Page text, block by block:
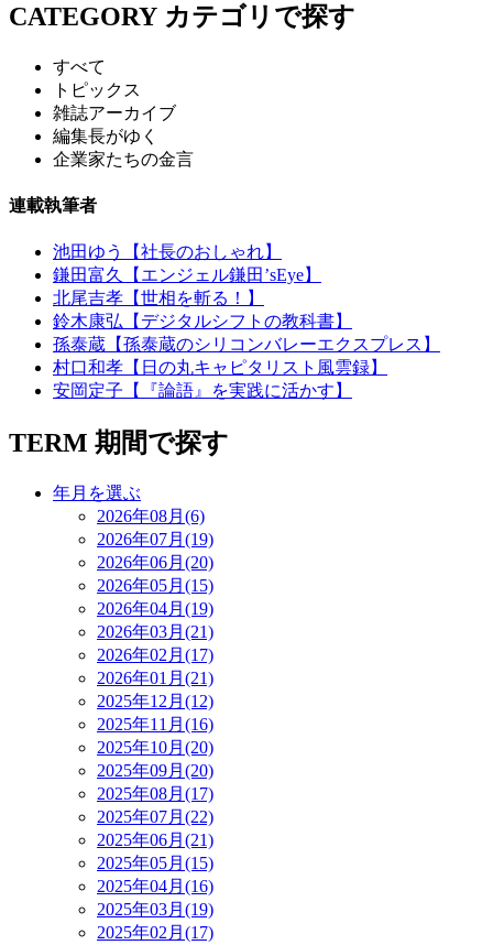
CATEGORY カテゴリで探す
すべて
トピックス
雑誌アーカイブ
編集長がゆく
企業家たちの金言
連載執筆者
池田ゆう【社長のおしゃれ】
鎌田富久【エンジェル鎌田’sEye】
北尾吉孝【世相を斬る！】
鈴木康弘【デジタルシフトの教科書】
孫泰蔵【孫泰蔵のシリコンバレーエクスプレス】
村口和孝【日の丸キャピタリスト風雲録】
安岡定子【『論語』を実践に活かす】
TERM 期間で探す
年月を選ぶ
2026年08月(6)
2026年07月(19)
2026年06月(20)
2026年05月(15)
2026年04月(19)
2026年03月(21)
2026年02月(17)
2026年01月(21)
2025年12月(12)
2025年11月(16)
2025年10月(20)
2025年09月(20)
2025年08月(17)
2025年07月(22)
2025年06月(21)
2025年05月(15)
2025年04月(16)
2025年03月(19)
2025年02月(17)